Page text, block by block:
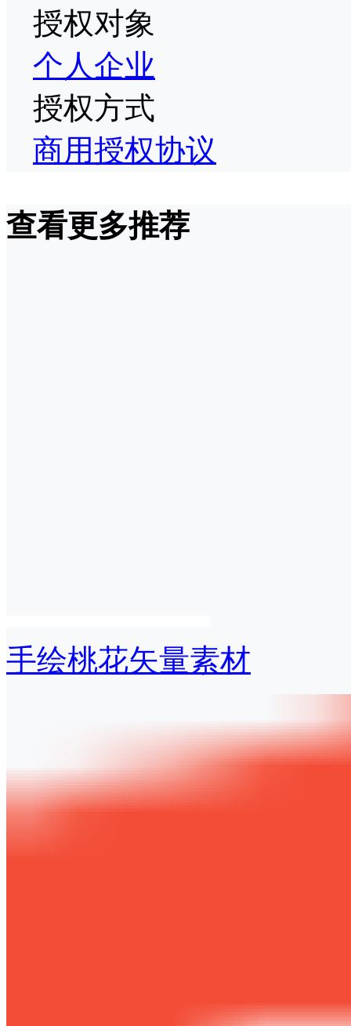
授权对象
个人企业
授权方式
商用授权协议
查看更多推荐
手绘桃花矢量素材